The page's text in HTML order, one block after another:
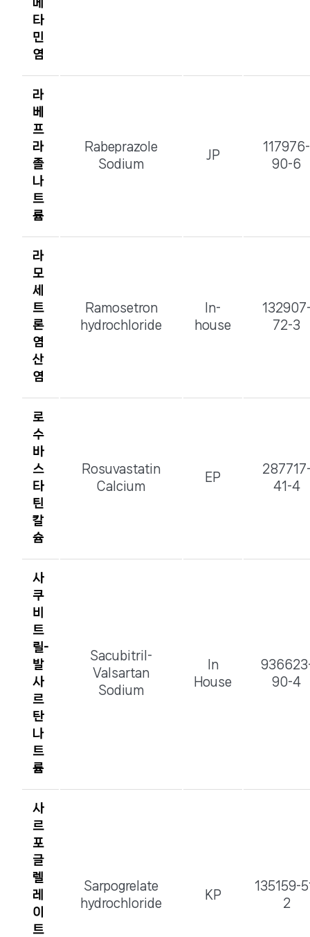
메
타
민
염
라
베
프
라
졸
나
트
륨
Rabeprazole
Sodium
JP
117976-
90-6
라
모
세
트
론
염
산
염
Ramosetron
hydrochloride
In-
house
72-3
로
수
바
스
타
틴
칼
슘
Rosuvastatin
Calcium
EP
41-4
사
쿠
비
트
릴-
발
사
르
탄
나
트
륨
Sacubitril-
Valsartan
Sodium
In
House
90-4
사
르
포
글
렐
레
이
트
Sarpogrelate
hydrochloride
KP
135159-
2